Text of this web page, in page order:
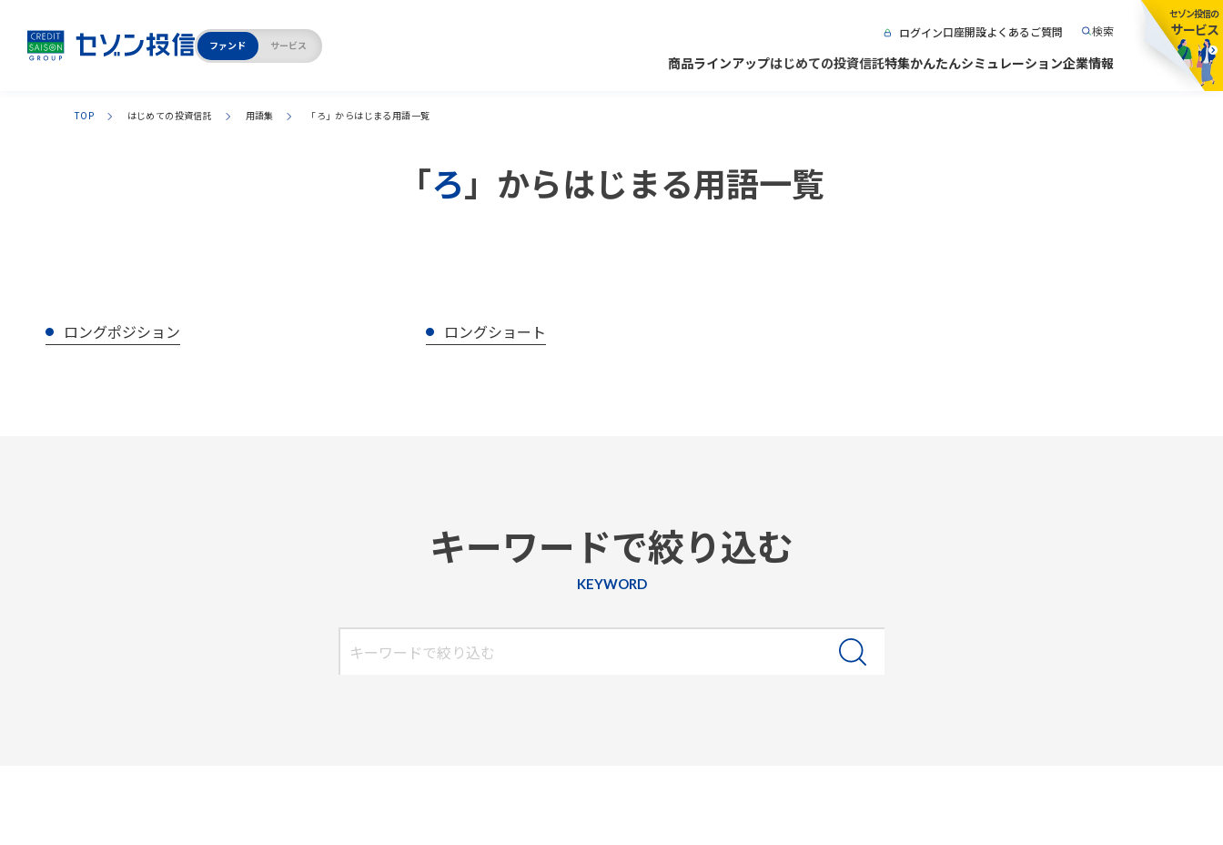
ファンド サービス
ログイン口座開設よくあるご質問 検索
セゾン投信の
サービス
商品ラインアップ
セゾン資産形成の
達人ファンド
セゾン共創
日本ファンド
はじめての投資信託特集かんたんシミュレーション企業情報
会社概要・運用体制等
お客さま本位の業務運営
フィデューシャリー宣言
TOP はじめての投資信託 用語集 「ろ 」からはじまる用語一覧
「ろ 」からはじまる用語一覧
ロングポジション ロングショート
キーワードで絞り込む
KEYWORD